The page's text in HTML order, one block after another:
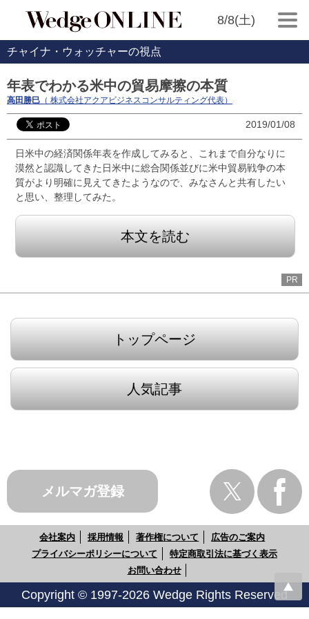
8/8(土)
チャイナ・ウォッチャーの視点
年表でわかる米中の貿易摩擦の本質
高田勝巳 （ 株式会社アクアビジネスコンサルティング代表）
2019/01/08
日米中の経済関係年表を作成してみると、これまで自分なりに
漠然と認識してきた日米中に総合関係並びに米中貿易戦争の本
質がより明確に見えてきたようなので、みなさんと共有したい
と思い、整理してみた。
本文を読む
PR
トップページ
人気記事
メルマガ登録
会社案内 採用情報 著作権について
広告のご案内
プライバシーポリシーについて
特定商取引法に基づく表示
お問い合わせ
Copyright © 1997-2026 Wedge Rights Reserved